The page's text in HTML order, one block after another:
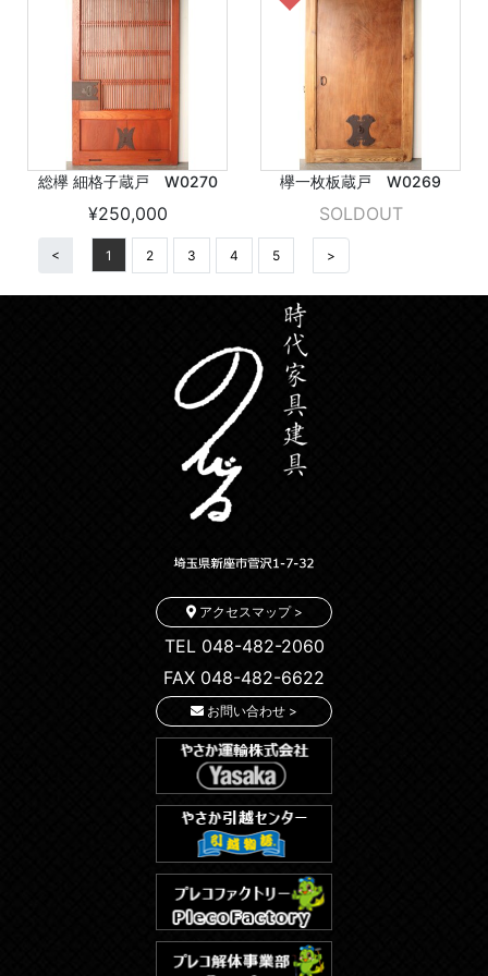
総欅 細格子蔵戸 W0270
¥250,000
欅一枚板蔵戸 W0269
SOLDOUT
< 1 2 3 4 5 >
アクセスマップ >
TEL 048-482-2060
FAX 048-482-6622
お問い合わせ >